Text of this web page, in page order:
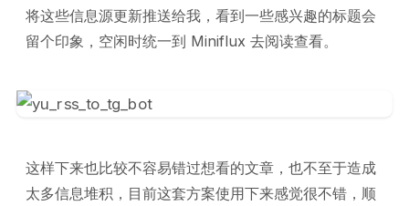
将这些信息源更新推送给我，看到一些感兴趣的标题会
留个印象，空闲时统一到 Miniflux 去阅读查看。
这样下来也比较不容易错过想看的文章，也不至于造成
太多信息堆积，目前这套方案使用下来感觉很不错，顺